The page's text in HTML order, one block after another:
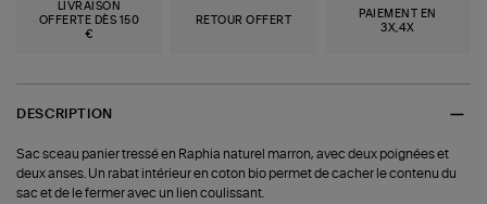
LIVRAISON
OFFERTE DÈS 150
€
RETOUR OFFERT
PAIEMENT EN
3X,4X
DESCRIPTION
Sac sceau panier tressé en Raphia naturel marron, avec deux poignées et
deux anses. Un rabat intérieur en coton bio permet de cacher le contenu du
sac et de le fermer avec un lien coulissant.